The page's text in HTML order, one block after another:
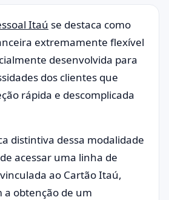
Itaú se destaca como
extremamente flexível
desenvolvida para
dos clientes que
rápida e descomplicada
distintiva dessa modalidade
acessar uma linha de
ao Cartão Itaú,
a obtenção de um